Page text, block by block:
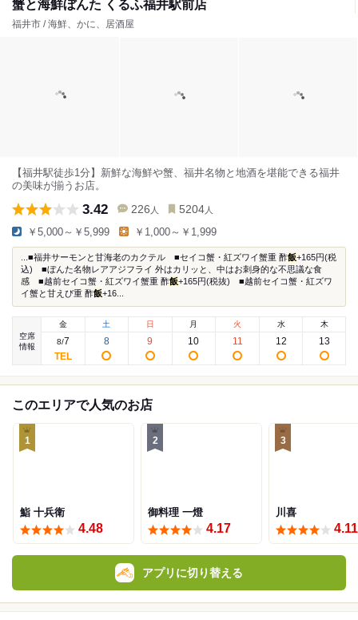
蟹と海鮮ぼんた くるふ福井駅前店
福井市 / 海鮮、かに、居酒屋
【福井駅徒歩1分】新鮮な海鮮や蟹、福井名物と地酒を堪能できる福井
の美味が揃うお店。
3.42 226 人 5204 人
￥5,000～￥5,999 ￥1,000～￥1,999
...■福井サーモンと甘海老のカクテル ■セイコ蟹・紅ズワイ蟹重 酢飯+165円(税
込) ■ぼんた名物レアアジフライ 外はカリッと、中はお刺身的な不思議な食
感 ■越前セイコ蟹・紅ズワイ蟹重 酢飯+165円(税抜) ■越前セイコ蟹・紅ズワ
イ蟹と甘えび重 酢飯+16...
空席
情報
金
8/7
土
8
日
9
月
10
火
11
水
12
木
13
このエリアで人気のお店
1
鮨 十兵衛
4.48
2
御料理 一燈
4.17
3
川喜
4.11
アプリに切り替える